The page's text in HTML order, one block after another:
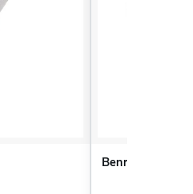
Benross Golf